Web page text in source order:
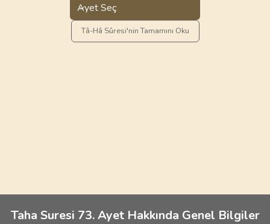
Ayet Seç
Tâ-Hâ Sûresi'nin Tamamını Oku
Taha Suresi 73. Ayet Hakkında Genel Bilgiler